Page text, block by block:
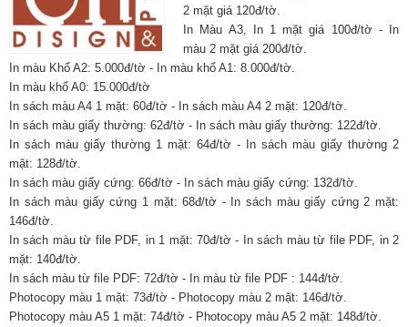
2 mặt giá 120đ/tờ.
In Màu A3, In 1 mặt giá 100đ/tờ - In
màu 2 mặt giá 200đ/tờ.
In màu Khổ A2: 5.000đ/tờ - In màu khổ A1: 8.000đ/tờ.
In màu khổ A0: 15.000đ/tờ
In sách màu A4 1 mặt: 60đ/tờ - In sách màu A4 2 mặt: 120đ/tờ.
In sách màu giấy thường: 62đ/tờ - In sách màu giấy thường: 122đ/tờ.
In sách màu giấy thường 1 mặt: 64đ/tờ - In sách màu giấy thường 2
mặt: 128đ/tờ.
In sách màu giấy cứng: 66đ/tờ - In sách màu giấy cứng: 132đ/tờ.
In sách màu giấy cứng 1 mặt: 68đ/tờ - In sách màu giấy cứng 2 mặt:
146đ/tờ.
In sách màu từ file PDF, in 1 mặt: 70đ/tờ - In sách màu từ file PDF, in 2
mặt: 140đ/tờ.
In sách màu từ file PDF: 72đ/tờ - In màu từ file PDF : 144đ/tờ.
Photocopy màu 1 mặt: 73đ/tờ - Photocopy màu 2 mặt: 146đ/tờ.
Photocopy màu A5 1 mặt: 74đ/tờ - Photocopy màu A5 2 mặt: 148đ/tờ.